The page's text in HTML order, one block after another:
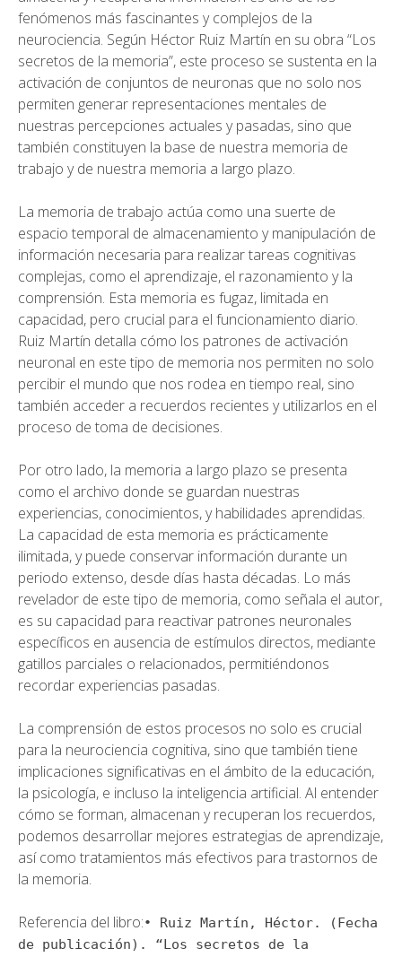
fenómenos más fascinantes y complejos de la
neurociencia. Según Héctor Ruiz Martín en su obra “Los
secretos de la memoria”, este proceso se sustenta en la
activación de conjuntos de neuronas que no solo nos
permiten generar representaciones mentales de
nuestras percepciones actuales y pasadas, sino que
también constituyen la base de nuestra memoria de
trabajo y de nuestra memoria a largo plazo.
La memoria de trabajo actúa como una suerte de
espacio temporal de almacenamiento y manipulación de
información necesaria para realizar tareas cognitivas
complejas, como el aprendizaje, el razonamiento y la
comprensión. Esta memoria es fugaz, limitada en
capacidad, pero crucial para el funcionamiento diario.
Ruiz Martín detalla cómo los patrones de activación
neuronal en este tipo de memoria nos permiten no solo
percibir el mundo que nos rodea en tiempo real, sino
también acceder a recuerdos recientes y utilizarlos en el
proceso de toma de decisiones.
Por otro lado, la memoria a largo plazo se presenta
como el archivo donde se guardan nuestras
experiencias, conocimientos, y habilidades aprendidas.
La capacidad de esta memoria es prácticamente
ilimitada, y puede conservar información durante un
periodo extenso, desde días hasta décadas. Lo más
revelador de este tipo de memoria, como señala el autor,
es su capacidad para reactivar patrones neuronales
específicos en ausencia de estímulos directos, mediante
gatillos parciales o relacionados, permitiéndonos
recordar experiencias pasadas.
La comprensión de estos procesos no solo es crucial
para la neurociencia cognitiva, sino que también tiene
implicaciones significativas en el ámbito de la educación,
la psicología, e incluso la inteligencia artificial. Al entender
cómo se forman, almacenan y recuperan los recuerdos,
podemos desarrollar mejores estrategias de aprendizaje,
así como tratamientos más efectivos para trastornos de
la memoria.
Referencia del libro:• Ruiz Martín, Héctor. (Fecha
de publicación). “Los secretos de la